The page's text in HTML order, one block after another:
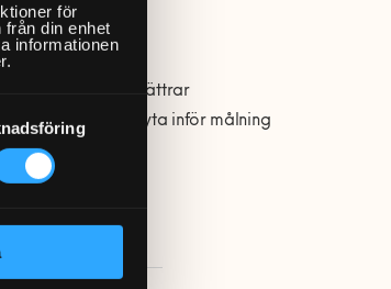
för
din enhet
informationen
vilket förbättrar
en ren yta inför målning